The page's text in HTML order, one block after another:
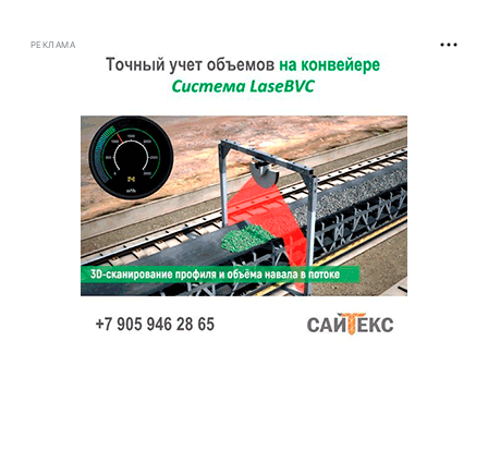
РЕКЛАМА